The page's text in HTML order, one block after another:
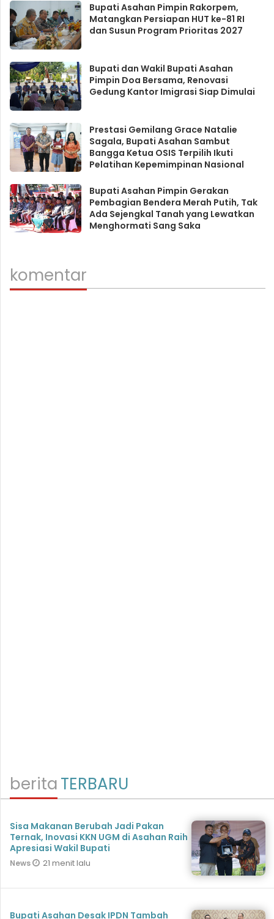
Bupati Asahan Pimpin Rakorpem,
Matangkan Persiapan HUT ke-81 RI
dan Susun Program Prioritas 2027
Bupati dan Wakil Bupati Asahan
Pimpin Doa Bersama, Renovasi
Gedung Kantor Imigrasi Siap Dimulai
Prestasi Gemilang Grace Natalie
Sagala, Bupati Asahan Sambut
Bangga Ketua OSIS Terpilih Ikuti
Pelatihan Kepemimpinan Nasional
Bupati Asahan Pimpin Gerakan
Pembagian Bendera Merah Putih, Tak
Ada Sejengkal Tanah yang Lewatkan
Menghormati Sang Saka
komentar
beritaTERBARU
Sisa Makanan Berubah Jadi Pakan
Ternak, Inovasi KKN UGM di Asahan Raih
Apresiasi Wakil Bupati
News 21 menit lalu
Bupati Asahan Desak IPDN Tambah